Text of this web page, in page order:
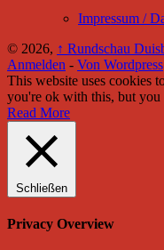
Impressum /
© 2026, ↑ Rundschau
Anmelden - Von Wordpress
This website uses cookies
you're ok with this, but
Read More
Schließen
Privacy Overview